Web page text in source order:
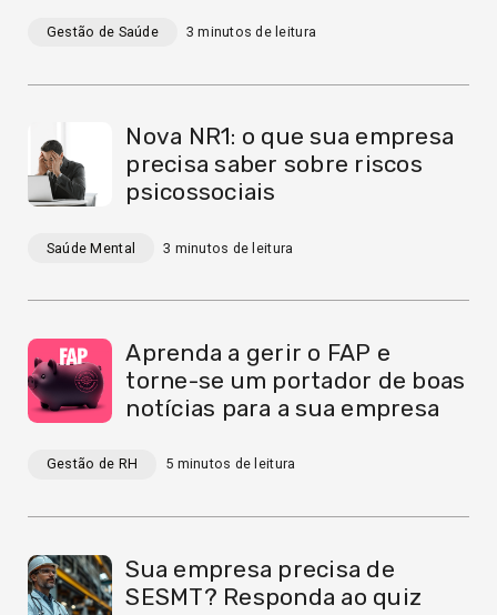
Gestão de Saúde 3 minutos de leitura
Nova NR1: o que sua empresa
precisa saber sobre riscos
psicossociais
Saúde Mental 3 minutos de leitura
Aprenda a gerir o FAP e
torne-se um portador de boas
notícias para a sua empresa
Gestão de RH 5 minutos de leitura
Sua empresa precisa de
SESMT? Responda ao quiz